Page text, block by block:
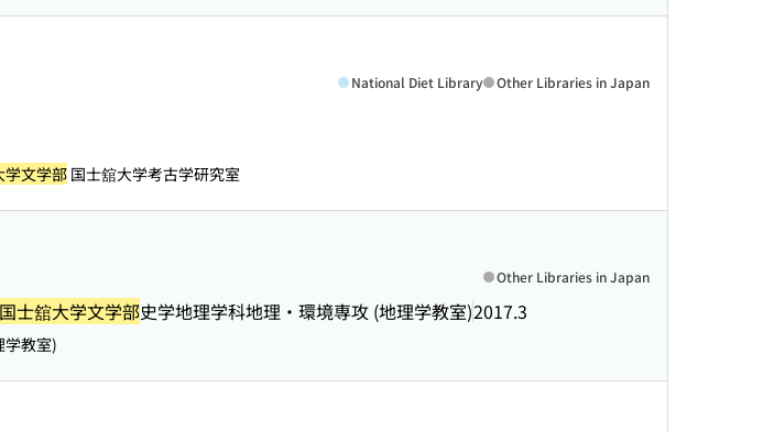
National Diet Library Other Libraries in Japan
学文学部 国士舘大学考古学研究室
国士舘大学文学部史学地理学科地理・環境専攻 (地理学教室)2017.3
Other Libraries in Japan
学教室)